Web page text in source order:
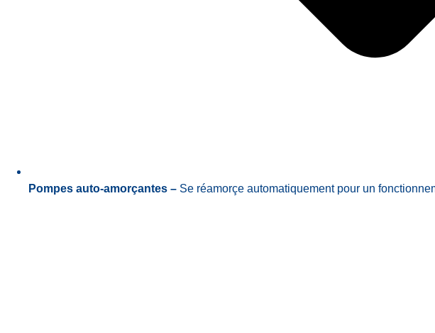
Pompes auto-amorçantes – Se réamorçe automatiquement pour un